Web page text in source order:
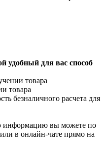
удобный для вас способ
товара
товара
безналичного расчета для
информацию вы можете по
или в онлайн-чате прямо на